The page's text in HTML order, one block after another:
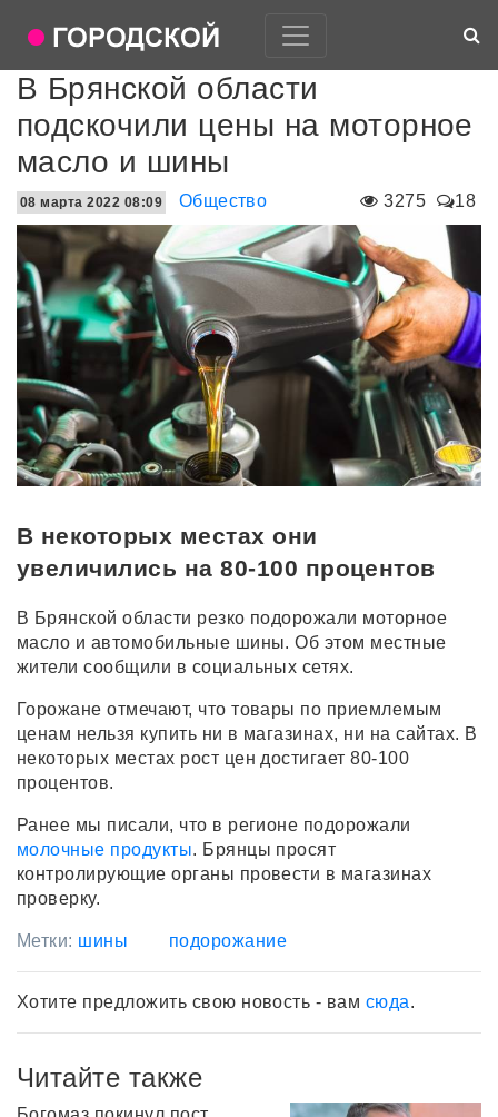
В Брянской области
подскочили цены на моторное
масло и шины
3275 18
08 марта 2022 08:09 Общество
В некоторых местах они
увеличились на 80-100 процентов
В Брянской области резко подорожали моторное
масло и автомобильные шины. Об этом местные
жители сообщили в социальных сетях.
Горожане отмечают, что товары по приемлемым
ценам нельзя купить ни в магазинах, ни на сайтах. В
некоторых местах рост цен достигает 80-100
процентов.
Ранее мы писали, что в регионе подорожали
молочные продукты. Брянцы просят
контролирующие органы провести в магазинах
проверку.
Метки: шины подорожание
Хотите предложить свою новость - вам сюда.
Читайте также